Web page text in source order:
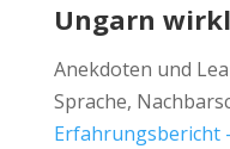
Ungarn
Anekdoten und
Sprache,
Erfahrungsbericht